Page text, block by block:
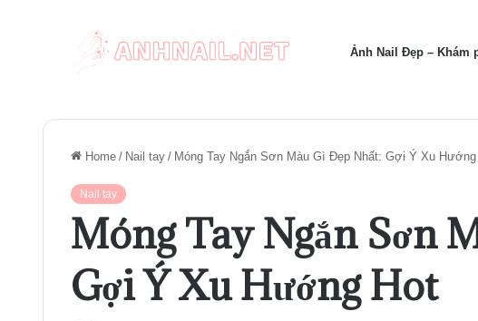
Ảnh Nail Đẹp – Khám
Home / Nail tay / Móng Tay Ngắn Sơn Màu Gì Đẹp Nhất: Gợi Ý Xu
Nail tay
Móng Tay Ngắn Sơn
Gợi Ý Xu Hướng Hot